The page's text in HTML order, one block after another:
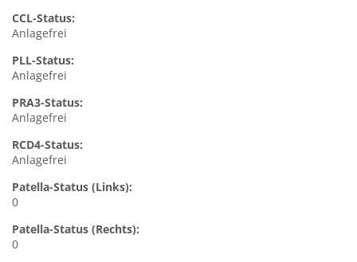
CCL-Status:
Anlagefrei
PLL-Status:
Anlagefrei
PRA3-Status:
Anlagefrei
RCD4-Status:
Anlagefrei
Patella-Status (Links):
0
Patella-Status (Rechts):
0